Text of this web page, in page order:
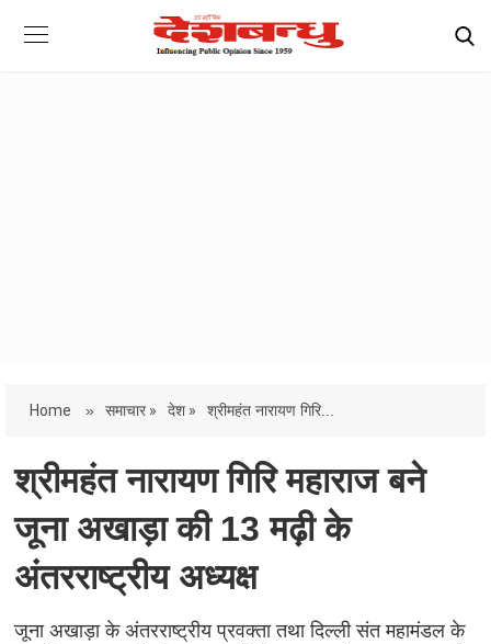
Home » समाचार » देश » श्रीमहंत नारायण गिरि...
श्रीमहंत नारायण गिरि महाराज बने
जूना अखाड़ा की 13 मढ़ी के
अंतरराष्ट्रीय अध्यक्ष
जूना अखाड़ा के अंतरराष्ट्रीय प्रवक्ता तथा दिल्ली संत महामंडल के